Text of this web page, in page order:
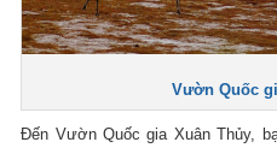
Vườn Quốc
Đến Vườn Quốc gia Xuân Thủy,